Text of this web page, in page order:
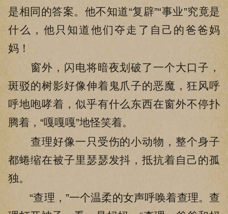
是相同的答案。他不知道“复辟”“事业”究竟是
什么，他只知道他们夺走了自己的爸爸妈
妈！
窗外，闪电将暗夜划破了一个大口子，
斑驳的树影好像伸着鬼爪子的恶魔，狂风呼
呼地咆哮着，似乎有什么东西在窗外不停扑
腾着，“嘎嘎嘎”地怪笑着。
查理好像一只受伤的小动物，整个身子
都蜷缩在被子里瑟瑟发抖，抵抗着自己的孤
独。
“查理，”一个温柔的女声呼唤着查理。查